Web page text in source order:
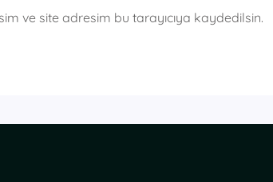
ve site adresim bu tarayıcıya kaydedilsin.